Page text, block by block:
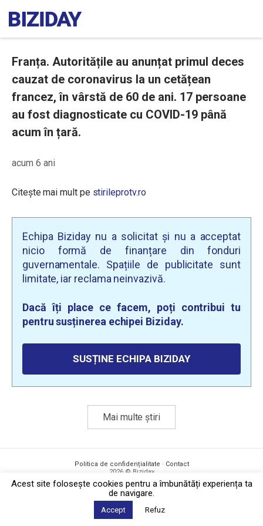
Franța. Autoritățile au anunțat primul deces
cauzat de coronavirus la un cetățean
francez, în vârstă de 60 de ani. 17 persoane
au fost diagnosticate cu COVID-19 până
acum în țară.
acum 6 ani
Citește mai mult pe stirileprotv.ro
Echipa Biziday nu a solicitat și nu a acceptat
nicio formă de finanțare din fonduri
guvernamentale. Spațiile de publicitate sunt
limitate, iar reclama neinvazivă.
Dacă îți place ce facem, poți contribui tu
pentru susținerea echipei Biziday.
SUSȚINE ECHIPA BIZIDAY
Mai multe știri
Politica de confidențialitate · Contact
2026 © Biziday
Acest site foloseşte cookies pentru a îmbunătăți experiența ta
de navigare.
Accept Refuz